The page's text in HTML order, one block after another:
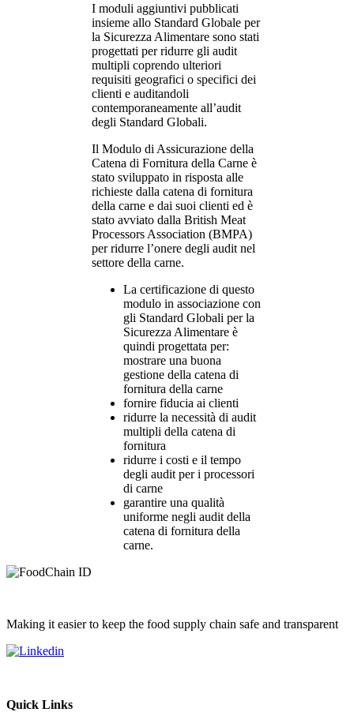
I moduli aggiuntivi pubblicati
insieme allo Standard Globale per
la Sicurezza Alimentare sono stati
progettati per ridurre gli audit
multipli coprendo ulteriori
requisiti geografici o specifici dei
clienti e auditandoli
contemporaneamente all’audit
degli Standard Globali.
Il Modulo di Assicurazione della
Catena di Fornitura della Carne è
stato sviluppato in risposta alle
richieste dalla catena di fornitura
della carne e dai suoi clienti ed è
stato avviato dalla British Meat
Processors Association (BMPA)
per ridurre l’onere degli audit nel
settore della carne.
La certificazione di questo
modulo in associazione con
gli Standard Globali per la
Sicurezza Alimentare è
quindi progettata per:
mostrare una buona
gestione della catena di
fornitura della carne
fornire fiducia ai clienti
ridurre la necessità di audit
multipli della catena di
fornitura
ridurre i costi e il tempo
degli audit per i processori
di carne
garantire una qualità
uniforme negli audit della
catena di fornitura della
carne.
Making it easier to keep the food supply chain safe and transparent
Quick Links